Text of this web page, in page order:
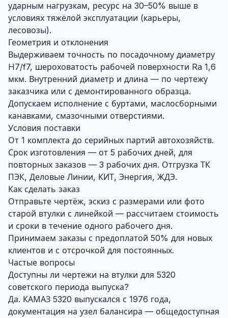
ударным нагрузкам, ресурс на 30–50% выше в
условиях тяжёлой эксплуатации (карьеры,
лесовозы).
Геометрия и отклонения
Выдерживаем точность по посадочному диаметру
H7/f7, шероховатость рабочей поверхности Ra 1,6
мкм. Внутренний диаметр и длина — по чертежу
заказчика или с демонтированного образца.
Допускаем исполнение с буртами, маслосборными
канавками, смазочными отверстиями.
Условия поставки
От 1 комплекта до серийных партий автохозяйств.
Срок изготовления — от 5 рабочих дней, для
повторных заказов — 3 рабочих дня. Отгрузка ТК
ПЭК, Деловые Линии, КИТ, Энергия, ЖДЭ.
Как сделать заказ
Отправьте чертёж, эскиз с размерами или фото
старой втулки с линейкой — рассчитаем стоимость
и сроки в течение одного рабочего дня.
Принимаем заказы с предоплатой 50% для новых
клиентов и с отсрочкой для постоянных.
Частые вопросы
Доступны ли чертежи на втулки для 5320
советского периода выпуска?
Да. КАМАЗ 5320 выпускался с 1976 года,
документация на узел балансира — общедоступная